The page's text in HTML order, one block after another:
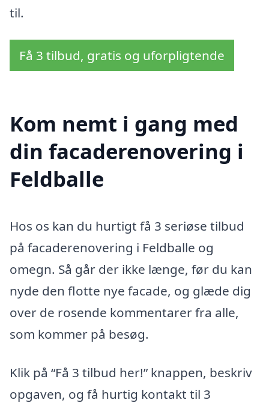
til.
Få 3 tilbud, gratis og uforpligtende
Kom nemt i gang med
din facaderenovering i
Feldballe
Hos os kan du hurtigt få 3 seriøse tilbud
på facaderenovering i Feldballe og
omegn. Så går der ikke længe, før du kan
nyde den flotte nye facade, og glæde dig
over de rosende kommentarer fra alle,
som kommer på besøg.
Klik på “Få 3 tilbud her!” knappen, beskriv
opgaven, og få hurtig kontakt til 3